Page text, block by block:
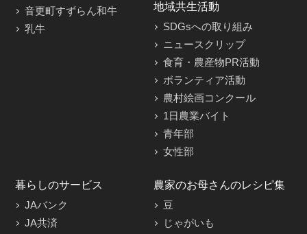
音更町すずらん和牛
乳牛
地域共生活動
SDGsへの取り組み
ニュースクリップ
食育・農産物PR活動
ボランティア活動
農村絵画コンクール
1日農業バイト
青年部
女性部
暮らしのサービス
JAバンク
JA共済
農家のお母さんのレシピ集
豆
じゃがいも